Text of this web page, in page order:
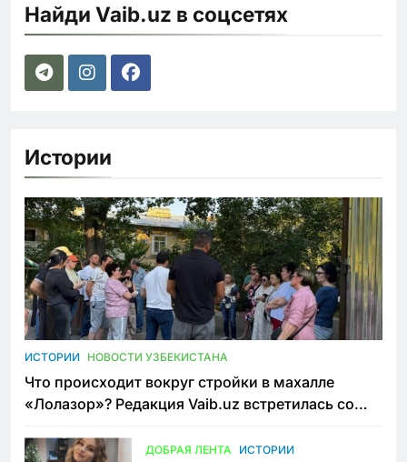
Найди Vaib.uz в соцсетях
Истории
ИСТОРИИ НОВОСТИ УЗБЕКИСТАНА
Что происходит вокруг стройки в махалле
«Лолазор»? Редакция Vaib.uz встретилась со
ДОБРАЯ ЛЕНТА ИСТОРИИ